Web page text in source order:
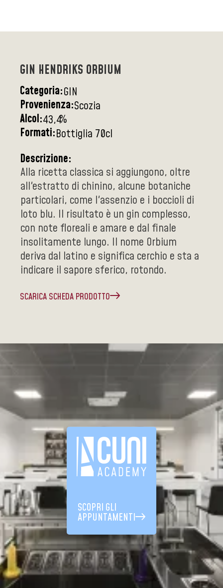
GIN HENDRIKS ORBIUM
Categoria:GIN
Provenienza:Scozia
Alcol:43,4%
Formati:Bottiglia 70cl
Descrizione:
Alla ricetta classica si aggiungono, oltre
all'estratto di chinino, alcune botaniche
particolari, come l'assenzio e i boccioli di
loto blu. Il risultato è un gin complesso,
con note floreali e amare e dal finale
insolitamente lungo. Il nome Orbium
deriva dal latino e significa cerchio e sta a
indicare il sapore sferico, rotondo.
SCARICA SCHEDA PRODOTTO
SCOPRI GLI
APPUNTAMENTI